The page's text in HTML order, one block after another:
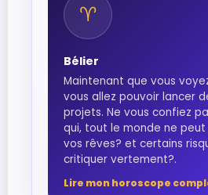
♈︎
Bélier
Maintenant que vous
vous allez pouvoir lancer
projets. Ne vous confiez
qui, tout le monde ne
vos rêves? et certains
critiquer vertement?.
Lire mon horoscope